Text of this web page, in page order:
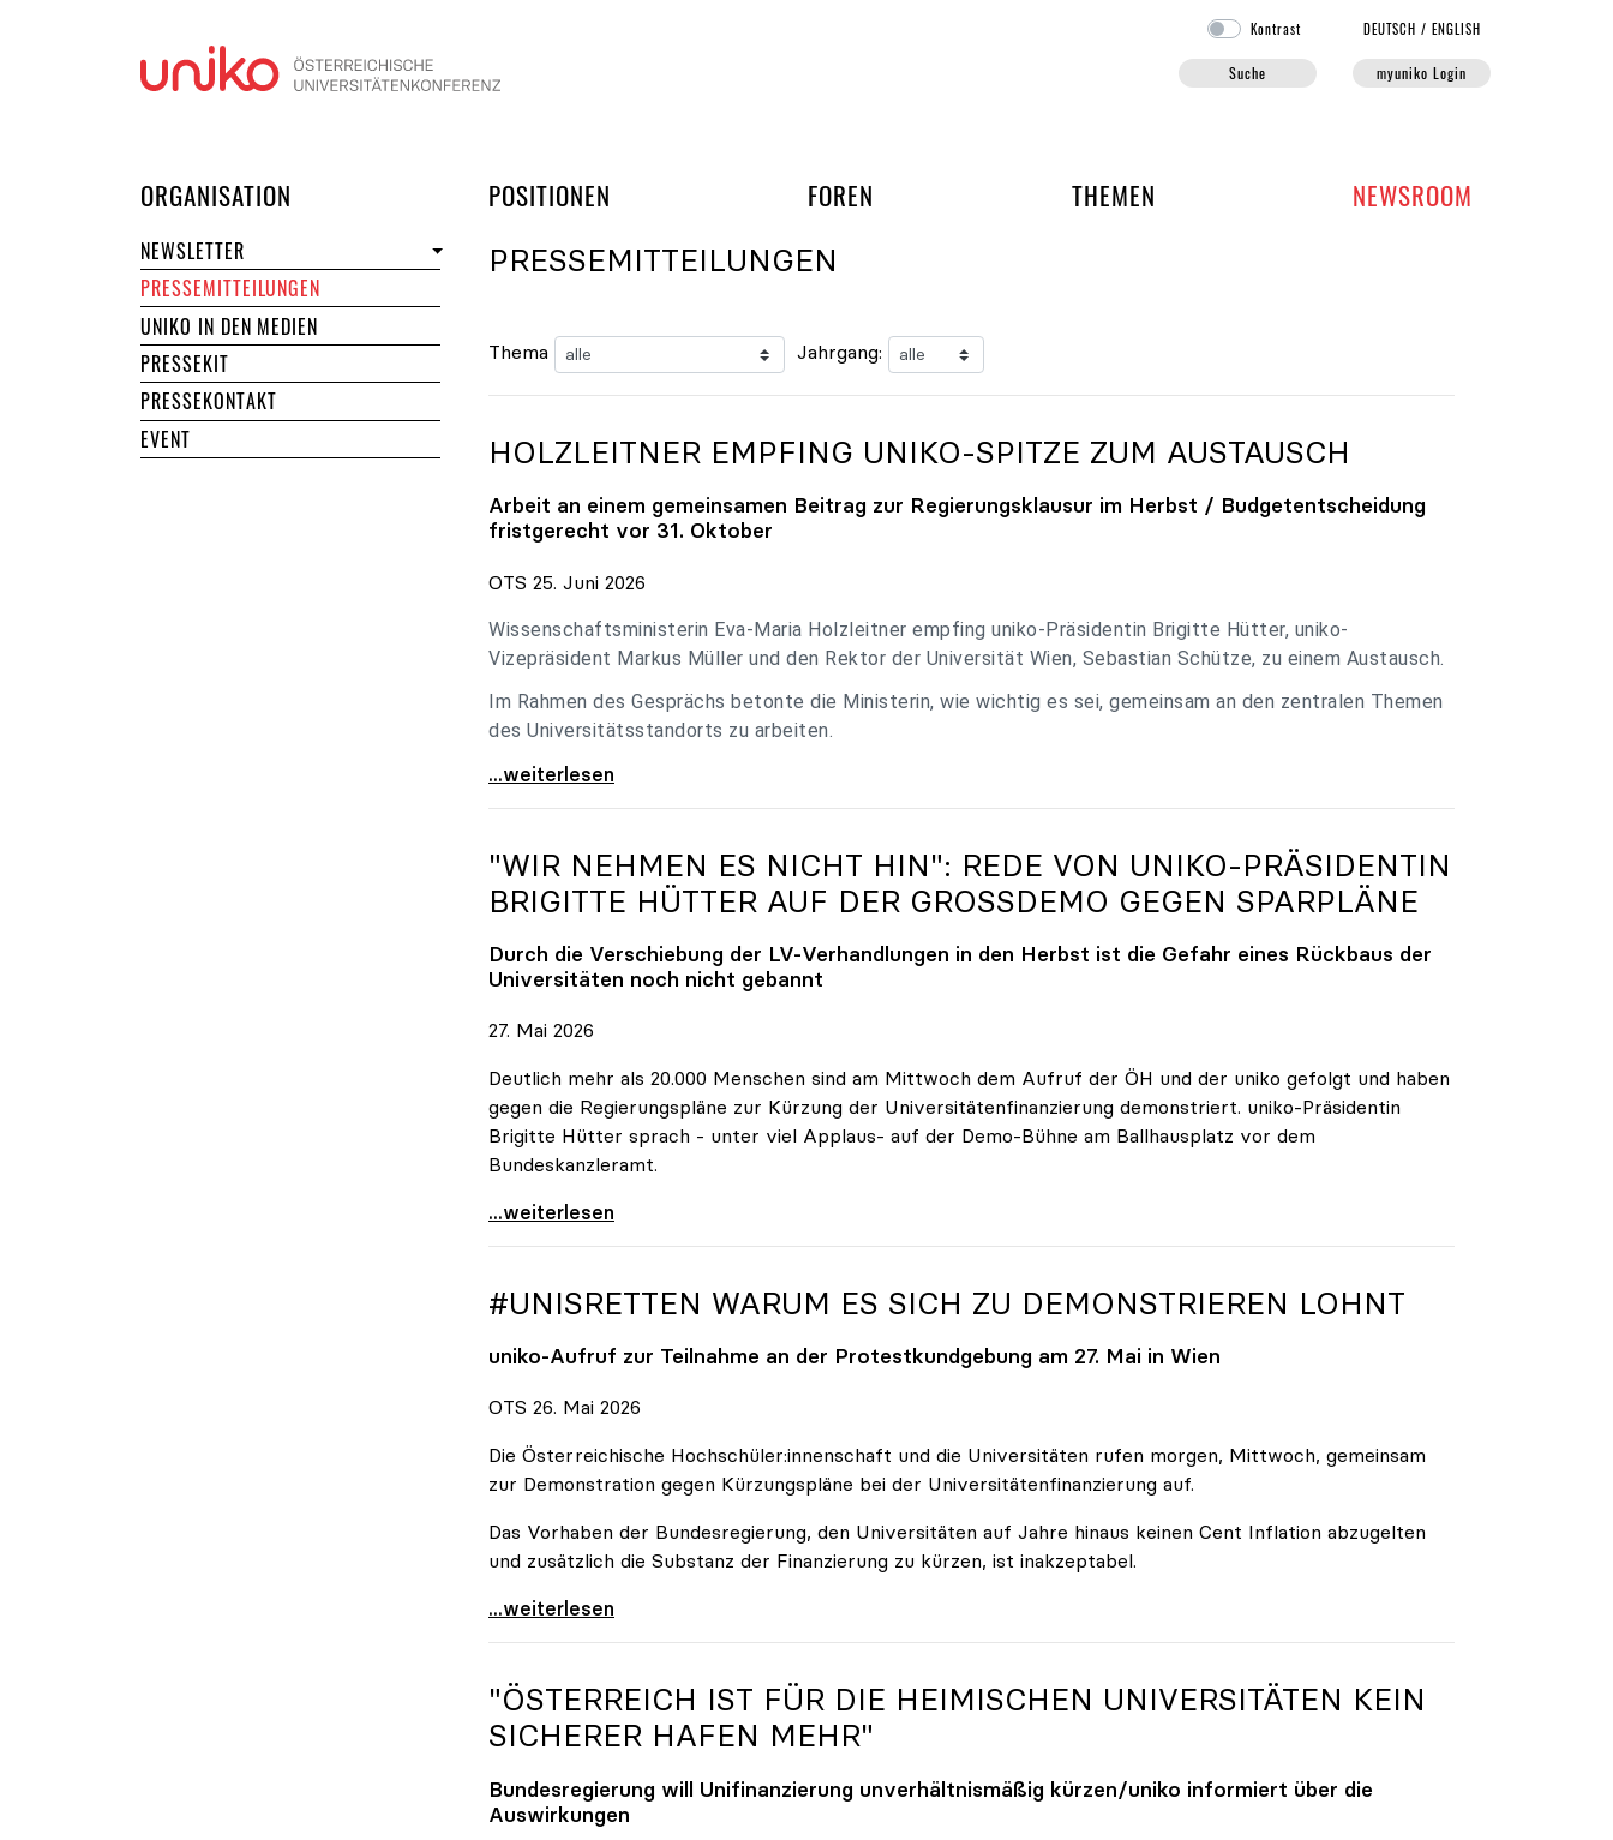
Kontrast DEUTSCH /ENGLISH
Suche myuniko Login
ORGANISATION POSITIONEN FOREN UND ARBEITSGRUPPEN DER UNIKO
THEMEN NEWSROOM
NEWSLETTER
PRESSEMITTEILUNGEN
UNIKO IN DEN MEDIEN
PRESSEKIT
PRESSEKONTAKT
EVENT
PRESSEMITTEILUNGEN
Thema Jahrgang:
HOLZLEITNER EMPFING UNIKO-SPITZE ZUM AUSTAUSCH
Arbeit an einem gemeinsamen Beitrag zur Regierungsklausur im Herbst / Budgetentscheidung
fristgerecht vor 31. Oktober
OTS 25. Juni 2026
Wissenschaftsministerin Eva-Maria Holzleitner empfing uniko-Präsidentin Brigitte Hütter, uniko-
Vizepräsident Markus Müller und den Rektor der Universität Wien, Sebastian Schütze, zu einem Austausch.
Im Rahmen des Gesprächs betonte die Ministerin, wie wichtig es sei, gemeinsam an den zentralen Themen
des Universitätsstandorts zu arbeiten.
Holzleitner empfing uniko-Spitze zum Austausch
...weiterlesen
"WIR NEHMEN ES NICHT HIN": REDE VON UNIKO-PRÄSIDENTIN
BRIGITTE HÜTTER AUF DER GROSSDEMO GEGEN SPARPLÄNE
Durch die Verschiebung der LV-Verhandlungen in den Herbst ist die Gefahr eines Rückbaus der
Universitäten noch nicht gebannt
27. Mai 2026
Deutlich mehr als 20.000 Menschen sind am Mittwoch dem Aufruf der ÖH und der uniko gefolgt und haben
gegen die Regierungspläne zur Kürzung der Universitätenfinanzierung demonstriert. uniko-Präsidentin
Brigitte Hütter sprach - unter viel Applaus- auf der Demo-Bühne am Ballhausplatz vor dem
Bundeskanzleramt.
\"Wir nehmen es nicht hin\": Rede von
...weiterlesen
#UNISRETTEN WARUM ES SICH ZU DEMONSTRIEREN LOHNT
uniko-Aufruf zur Teilnahme an der Protestkundgebung am 27. Mai in Wien
OTS 26. Mai 2026
Die Österreichische Hochschüler:innenschaft und die Universitäten rufen morgen, Mittwoch, gemeinsam
zur Demonstration gegen Kürzungspläne bei der Universitätenfinanzierung auf.
Das Vorhaben der Bundesregierung, den Universitäten auf Jahre hinaus keinen Cent Inflation abzugelten
und zusätzlich die Substanz der Finanzierung zu kürzen, ist inakzeptabel.
#UnisRetten Warum es sich zu demonstrieren lohnt
...weiterlesen
"ÖSTERREICH IST FÜR DIE HEIMISCHEN UNIVERSITÄTEN KEIN
SICHERER HAFEN MEHR"
Bundesregierung will Unifinanzierung unverhältnismäßig kürzen/uniko informiert über die
Auswirkungen